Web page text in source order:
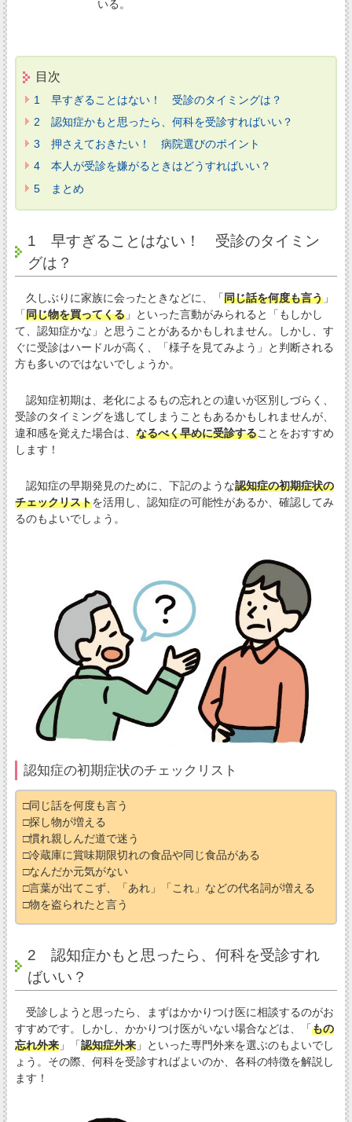
いる。
目次
1 早すぎることはない！ 受診のタイミングは？
2 認知症かもと思ったら、何科を受診すればいい？
3 押さえておきたい！ 病院選びのポイント
4 本人が受診を嫌がるときはどうすればいい？
5 まとめ
1 早すぎることはない！ 受診のタイミン
グは？
久しぶりに家族に会ったときなどに、「同じ話を何度も言う」
「同じ物を買ってくる」といった言動がみられると「もしかし
て、認知症かな」と思うことがあるかもしれません。しかし、す
ぐに受診はハードルが高く、「様子を見てみよう」と判断される
方も多いのではないでしょうか。
認知症初期は、老化によるもの忘れとの違いが区別しづらく、
受診のタイミングを逃してしまうこともあるかもしれませんが、
違和感を覚えた場合は、 なるべく早めに受診することをおすすめ
します！
認知症の早期発見のために、下記のような認知症の初期症状の
チェックリストを活用し、認知症の可能性があるか、確認してみ
るのもよいでしょう。
認知症の初期症状のチェックリスト
□同じ話を何度も言う
□探し物が増える
□慣れ親しんだ道で迷う
□冷蔵庫に賞味期限切れの食品や同じ食品がある
□なんだか元気がない
□言葉が出てこず、「あれ」「これ」などの代名詞が増える
□物を盗られたと言う
2 認知症かもと思ったら、何科を受診すれ
ばいい？
受診しようと思ったら、まずはかかりつけ医に相談するのがお
すすめです。しかし、かかりつけ医がいない場合などは、「もの
忘れ外来」「認知症外来」といった専門外来を選ぶのもよいでし
ょう。その際、何科を受診すればよいのか、各科の特徴を解説し
ます！